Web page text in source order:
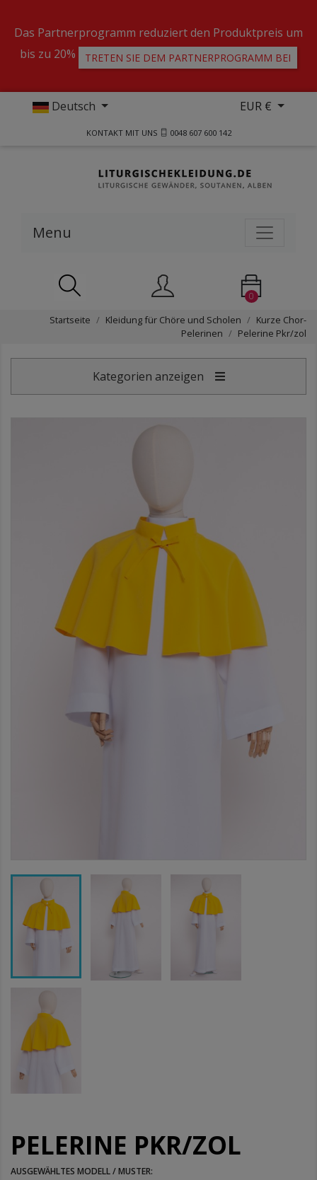
Das Partnerprogramm reduziert den Produktpreis um
bis zu 20%
TRETEN SIE DEM PARTNERPROGRAMM BEI
Deutsch EUR €
KONTAKT MIT UNS 0048 607 600 142
Menu
0
Startseite Kleidung für Chöre und Scholen
Kurze Chor-
Pelerinen
Pelerine Pkr/zol
Kategorien anzeigen
PELERINE PKR/ZOL
AUSGEWÄHLTES MODELL / MUSTER: